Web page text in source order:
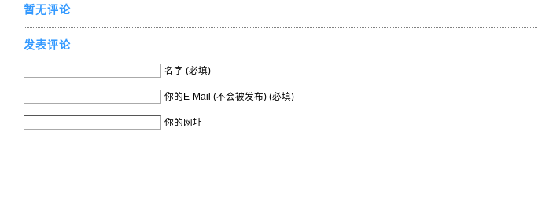
暂无评论
发表评论
名字 (必填)
你的E-Mail (不会被发布) (必填)
你的网址